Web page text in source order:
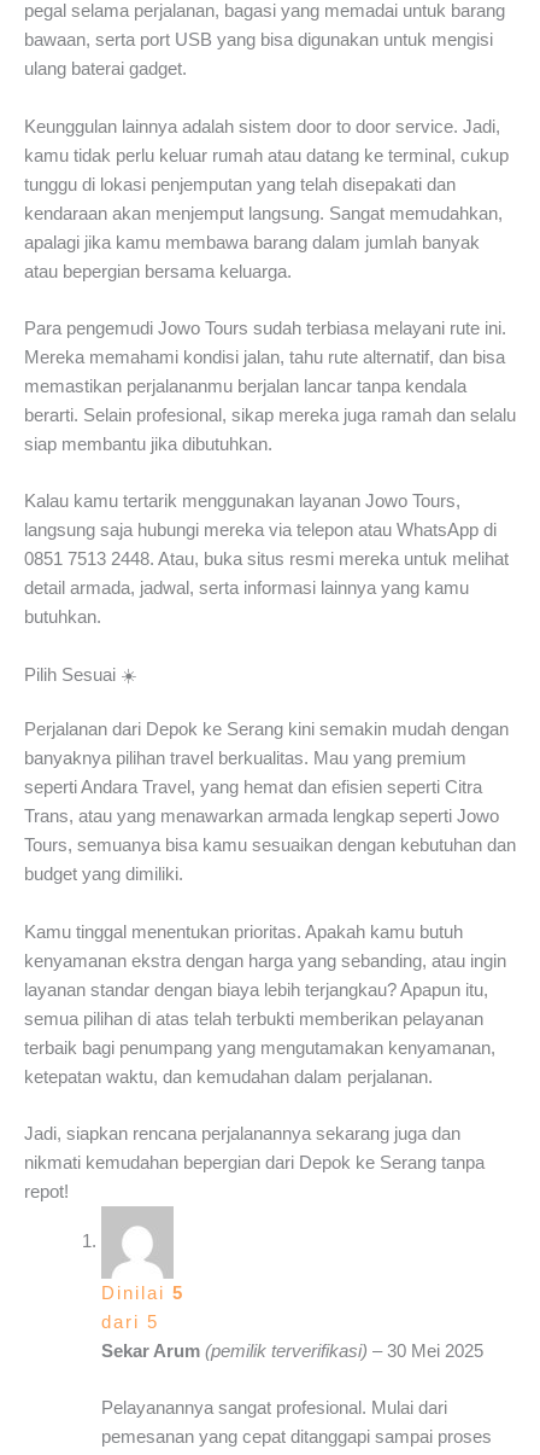
pegal selama perjalanan, bagasi yang memadai untuk barang
bawaan, serta port USB yang bisa digunakan untuk mengisi
ulang baterai gadget.
Keunggulan lainnya adalah sistem door to door service. Jadi,
kamu tidak perlu keluar rumah atau datang ke terminal, cukup
tunggu di lokasi penjemputan yang telah disepakati dan
kendaraan akan menjemput langsung. Sangat memudahkan,
apalagi jika kamu membawa barang dalam jumlah banyak
atau bepergian bersama keluarga.
Para pengemudi Jowo Tours sudah terbiasa melayani rute ini.
Mereka memahami kondisi jalan, tahu rute alternatif, dan bisa
memastikan perjalananmu berjalan lancar tanpa kendala
berarti. Selain profesional, sikap mereka juga ramah dan selalu
siap membantu jika dibutuhkan.
Kalau kamu tertarik menggunakan layanan Jowo Tours,
langsung saja hubungi mereka via telepon atau WhatsApp di
0851 7513 2448. Atau, buka situs resmi mereka untuk melihat
detail armada, jadwal, serta informasi lainnya yang kamu
butuhkan.
Pilih Sesuai ☀️
Perjalanan dari Depok ke Serang kini semakin mudah dengan
banyaknya pilihan travel berkualitas. Mau yang premium
seperti Andara Travel, yang hemat dan efisien seperti Citra
Trans, atau yang menawarkan armada lengkap seperti Jowo
Tours, semuanya bisa kamu sesuaikan dengan kebutuhan dan
budget yang dimiliki.
Kamu tinggal menentukan prioritas. Apakah kamu butuh
kenyamanan ekstra dengan harga yang sebanding, atau ingin
layanan standar dengan biaya lebih terjangkau? Apapun itu,
semua pilihan di atas telah terbukti memberikan pelayanan
terbaik bagi penumpang yang mengutamakan kenyamanan,
ketepatan waktu, dan kemudahan dalam perjalanan.
Jadi, siapkan rencana perjalanannya sekarang juga dan
nikmati kemudahan bepergian dari Depok ke Serang tanpa
repot!
Dinilai 5
dari 5
Sekar Arum (pemilik terverifikasi) – 30 Mei 2025
Pelayanannya sangat profesional. Mulai dari
pemesanan yang cepat ditanggapi sampai proses